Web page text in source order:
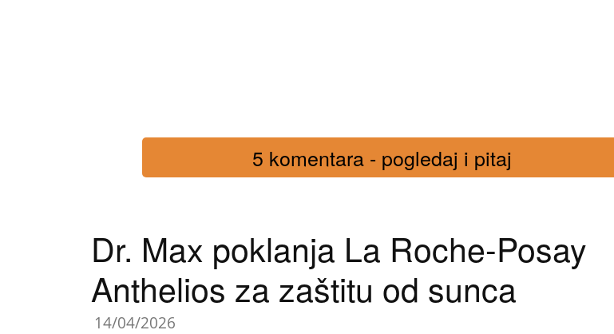
5 komentara - pogledaj i pitaj
Dr. Max poklanja La Roche-Posay
Anthelios za zaštitu od sunca
14/04/2026